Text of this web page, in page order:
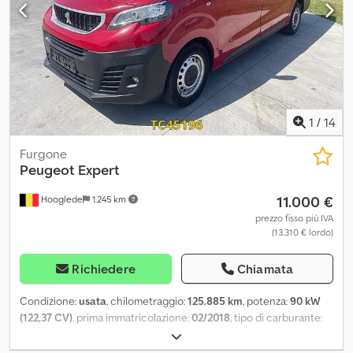
vuoto: 1720 Peso totale: 2932 Carico utile: 1137 Larghezza: 189,5
Lunghezza: 513,5 Classe emissioni: Euro 5 Modello: Proace Cambio:
manuale Numero di posti: 3 = Ulteriori informazioni = Per ulteriori
informazioni, contattare ATS Norway.
1 / 14
Hooglede 1.245 km
Furgone
Peugeot Expert
11.000 €
prezzo fisso più IVA
(13.310 € lordo)
Richiedere Chiamata
Condizione:usata, chilometraggio:125.885 km, potenza:90 kW
(122,37 CV), prima immatricolazione:02/2018, tipo di carburante:
, carburante: